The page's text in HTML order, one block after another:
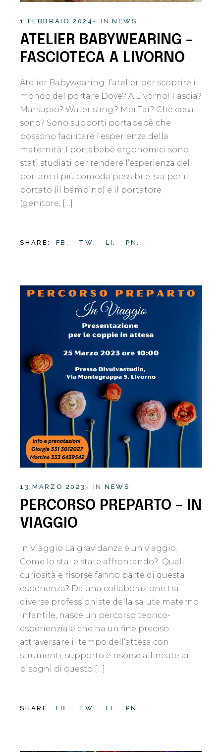
1 FEBBRAIO 2024 IN NEWS
ATELIER BABYWEARING –
FASCIOTECA A LIVORNO
Atelier Babywearing: l’atelier per scoprire il
mondo del portare Dove? A Livorno! Fascia?
Marsupio? Water sling? Mei Tai? Che cosa
sono? Sono supporti portabebè che
possono facilitare l’esperienza della
maternità. I portabebè ergonomici sono
stati studiati per rendere l’esperienza del
portare il più comoda possibile, sia per il
portato (il bambino) e il portatore
(genitore, […]
SHARE: FB. TW. LI. PN.
13 MARZO 2023 IN NEWS
PERCORSO PREPARTO – IN
VIAGGIO
In Viaggio La gravidanza è un viaggio.
Come lo stai e state affrontando? Quali
curiosità e risorse fanno parte di questa
esperienza? Da una collaborazione tra
diverse professioniste della salute materno
infantile, nasce un percorso teorico-
esperienziale che ha un fine preciso:
attraversare il tempo dell’attesa con
strumenti, supporto e risorse allineate ai
bisogni di questo […]
SHARE: FB. TW. LI. PN.